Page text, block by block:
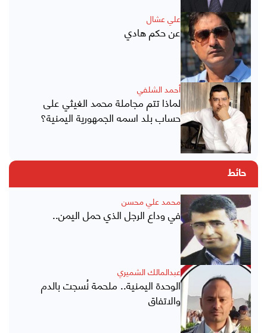
علي عشال
عن حكم هادي
أحمد الشلفي
لماذا تتم مجاملة محمد الغيثي على
حساب بلد اسمه الجمهورية اليمنية؟
حائط
محمد علي محسن
في وداع الرجل الذي حمل اليمن..
عبدالمالك الشميري
الوحدة اليمنية.. ملحمة نُسجت بالدم
والاتفاق